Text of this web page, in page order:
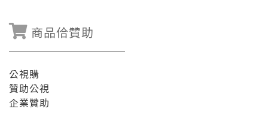
商品佮贊助
公視購
贊助公視
企業贊助